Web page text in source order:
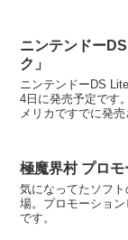
ニンテンドー
ク」
ニンテンドーDS
4日に発売予定です。価格
メリカですでに発
極魔界村 プロ
気になってたソフ
場。プロモーショ
です。